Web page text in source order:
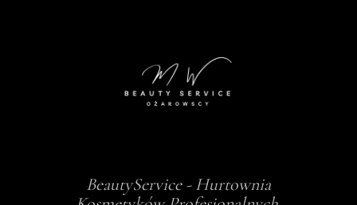
BeautyService - Hurtownia